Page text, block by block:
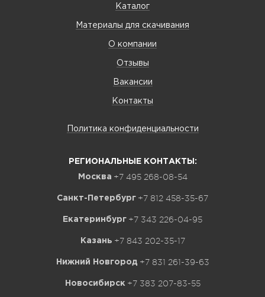
Каталог
Материалы для скачивания
О компании
Отзывы
Вакансии
Контакты
Политика конфиденциальности
РЕГИОНАЛЬНЫЕ КОНТАКТЫ:
Москва +7 495 268-08-54
Санкт-Петербург +7 812 458-35-67
Екатеринбург +7 343 226-04-95
Казань +7 843 202-35-17
Нижний Новгород +7 831 261-39-63
Новосибирск +7 383 207-83-55